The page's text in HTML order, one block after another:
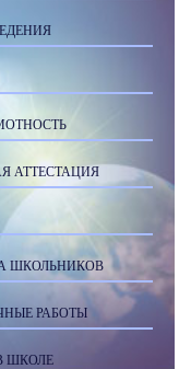
АТТЕСТАЦИЯ
ШКОЛЬНИКОВ
РАБОТЫ
ШКОЛЕ